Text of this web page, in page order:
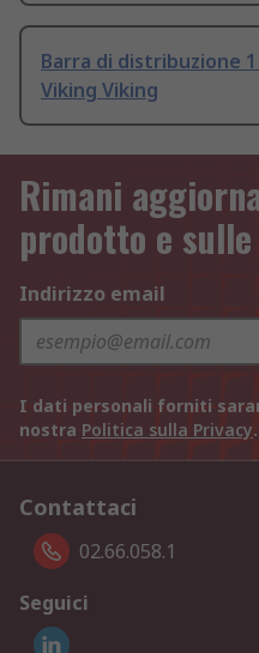
Barra di distribuzione
Viking Viking
Rimani
prodotto e
Indirizzo email
I dati personali forniti
nostra Politica sulla Privacy.
Contattaci
02.66.058.1
Seguici